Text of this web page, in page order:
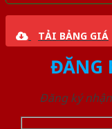
TẢI BẢNG GIÁ
ĐĂNG
Đăng ký